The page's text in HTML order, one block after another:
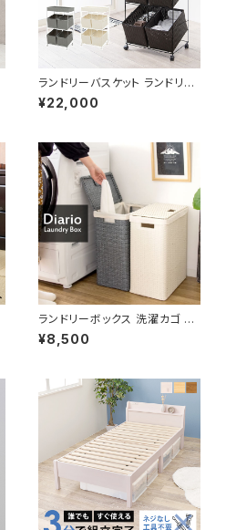
ランドリーバスケット ランドリー
ワゴン 洗濯カゴ キャスター付 ラ
ンドリー収納 新生活 一人暮らし
¥22,000
ランドリーボックス 洗濯カゴ 洗
濯物入れ 脱衣かご 幅36 奥行2
9 高さ79 完成品 新生活 一人
¥8,500